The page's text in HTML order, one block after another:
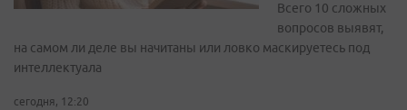
Всего 10 сложных
вопросов выявят,
на самом ли деле вы начитаны или ловко маскируетесь под
интеллектуала
сегодня, 12:20